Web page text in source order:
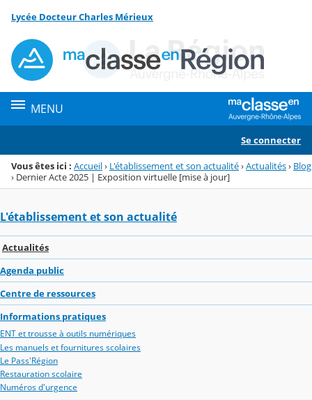
Menu de la rubrique
Contenu
Lycée Docteur Charles Mérieux
MENU
Se connecter
Vous êtes ici : Accueil› L'établissement et son actualité›Actualités› Blog
› Dernier Acte 2025 | Exposition virtuelle [mise à jour]
L'établissement et son actualité
Actualités
Agenda public
Centre de ressources
Informations pratiques
ENT et trousse à outils numériques
Les manuels et fournitures scolaires
Le Pass'Région
Restauration scolaire
Numéros d'urgence